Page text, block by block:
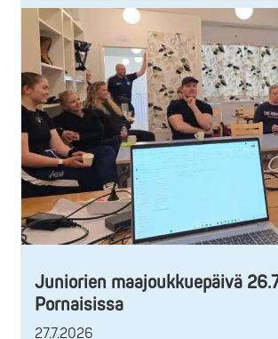
Juniorien maajoukkuepäivä
Pornaisissa
27.7.2026